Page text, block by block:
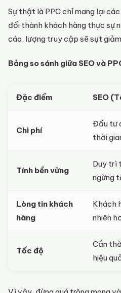
Sự thật là PPC chỉ mang lại
đổi thành khách hàng thực sự
cáo, lượng truy cập sẽ sụt
Bảng so sánh giữa SEO và
Đặc điểm SEO
Chi phí
Đầu tư
thời
Tính bền vững
Duy trì
ngừng
Lòng tin khách
hàng
Khách
nhiên
Tốc độ
Cần
hiệu